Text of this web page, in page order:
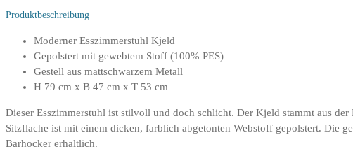
war:
Produktbeschreibung
Moderner Esszimmerstuhl Kjeld
Gepolstert mit gewebtem Stoff (100% PES)
Gestell aus mattschwarzem Metall
H 79 cm x B 47 cm x T 53 cm
Dieser Esszimmerstuhl ist stilvoll und doch schlicht. Der Kjeld stammt aus
Sitzflache ist mit einem dicken, farblich abgetonten Webstoff gepolstert. Die
Barhocker erhaltlich.